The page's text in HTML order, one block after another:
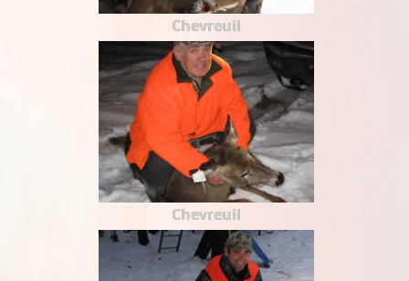
Chevreuil
Chevreuil